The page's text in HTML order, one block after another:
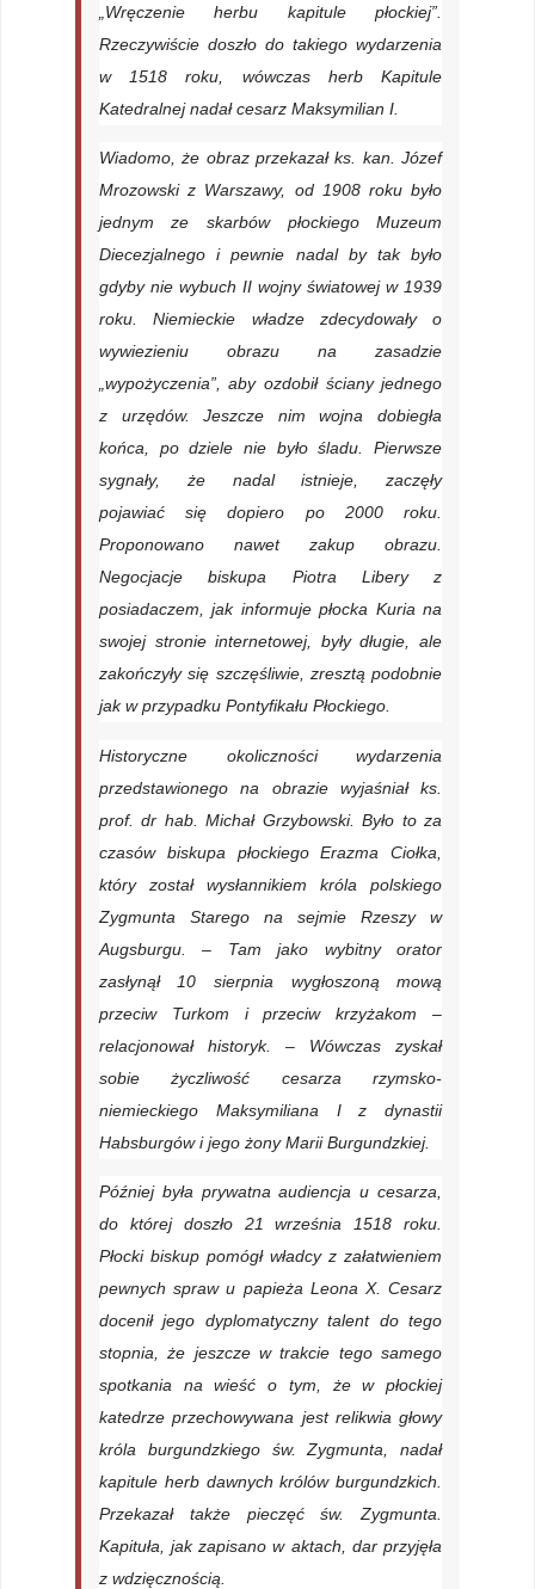
„Wręczenie herbu kapitule płockiej”.
Rzeczywiście doszło do takiego wydarzenia
w 1518 roku, wówczas herb Kapitule
Katedralnej nadał cesarz Maksymilian I.
Wiadomo, że obraz przekazał ks. kan. Józef
Mrozowski z Warszawy, od 1908 roku było
jednym ze skarbów płockiego Muzeum
Diecezjalnego i pewnie nadal by tak było
gdyby nie wybuch II wojny światowej w 1939
roku. Niemieckie władze zdecydowały o
wywiezieniu obrazu na zasadzie
„wypożyczenia”, aby ozdobił ściany jednego
z urzędów. Jeszcze nim wojna dobiegła
końca, po dziele nie było śladu. Pierwsze
sygnały, że nadal istnieje, zaczęły
pojawiać się dopiero po 2000 roku.
Proponowano nawet zakup obrazu.
Negocjacje biskupa Piotra Libery z
posiadaczem, jak informuje płocka Kuria na
swojej stronie internetowej, były długie, ale
zakończyły się szczęśliwie, zresztą podobnie
jak w przypadku Pontyfikału Płockiego.
Historyczne okoliczności wydarzenia
przedstawionego na obrazie wyjaśniał ks.
prof. dr hab. Michał Grzybowski. Było to za
czasów biskupa płockiego Erazma Ciołka,
który został wysłannikiem króla polskiego
Zygmunta Starego na sejmie Rzeszy w
Augsburgu. – Tam jako wybitny orator
zasłynął 10 sierpnia wygłoszoną mową
przeciw Turkom i przeciw krzyżakom –
relacjonował historyk. – Wówczas zyskał
sobie życzliwość cesarza rzymsko-
niemieckiego Maksymiliana I z dynastii
Habsburgów i jego żony Marii Burgundzkiej.
Później była prywatna audiencja u cesarza,
do której doszło 21 września 1518 roku.
Płocki biskup pomógł władcy z załatwieniem
pewnych spraw u papieża Leona X. Cesarz
docenił jego dyplomatyczny talent do tego
stopnia, że jeszcze w trakcie tego samego
spotkania na wieść o tym, że w płockiej
katedrze przechowywana jest relikwia głowy
króla burgundzkiego św. Zygmunta, nadał
kapitule herb dawnych królów burgundzkich.
Przekazał także pieczęć św. Zygmunta.
Kapituła, jak zapisano w aktach, dar przyjęła
z wdzięcznością.